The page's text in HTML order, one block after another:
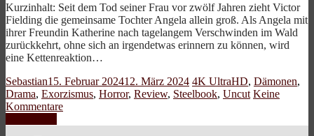
Kurzinhalt: Seit dem Tod seiner Frau vor zwölf Jahren zieht Victor
Fielding die gemeinsame Tochter Angela allein groß. Als Angela mit
ihrer Freundin Katherine nach tagelangem Verschwinden im Wald
zurückkehrt, ohne sich an irgendetwas erinnern zu können, wird
eine Kettenreaktion…
Sebastian15. Februar 202412. März 2024 4K UltraHD, Dämonen,
Drama, Exorzismus, Horror, Review, Steelbook, Uncut Keine
Kommentare